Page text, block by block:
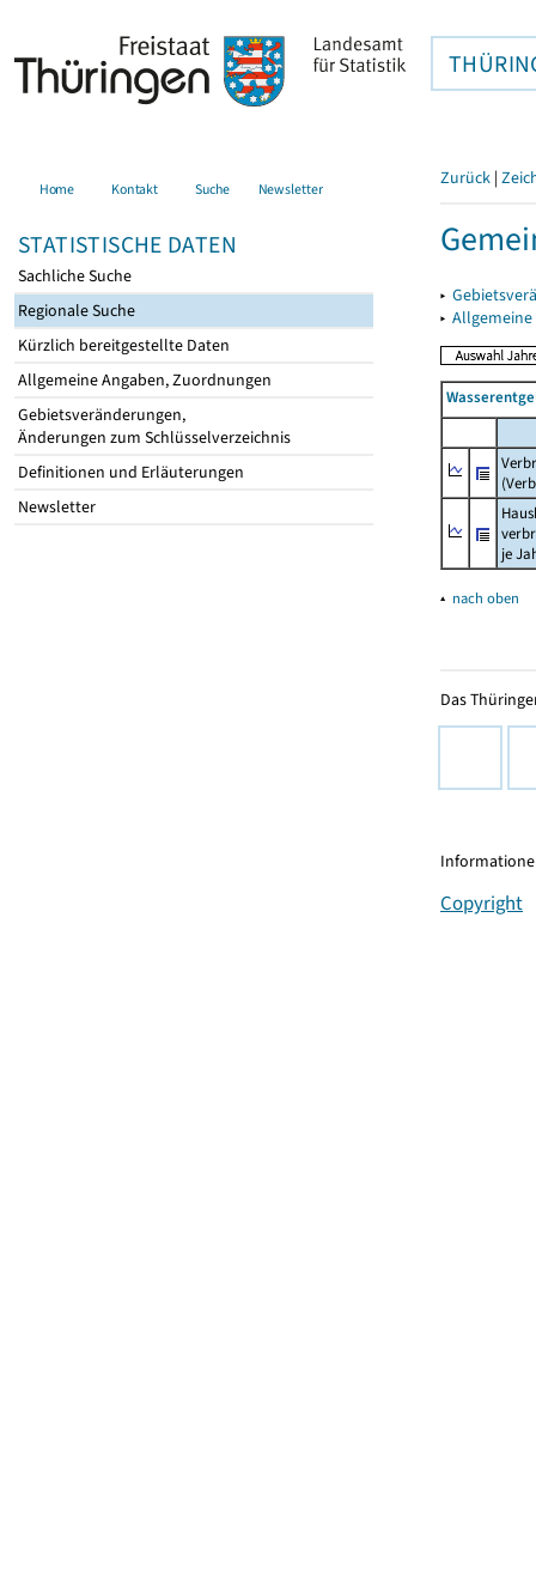
Home Kontakt Suche Newsletter
STATISTISCHE DATEN
Sachliche Suche
Regionale Suche
Kürzlich bereitgestellte Daten
Allgemeine Angaben, Zuordnungen
Gebietsveränderungen,
Änderungen zum Schlüsselverzeichnis
Definitionen und Erläuterungen
Newsletter
Zurück |
▸
▸
je
▴ nach oben
Das
Copyright